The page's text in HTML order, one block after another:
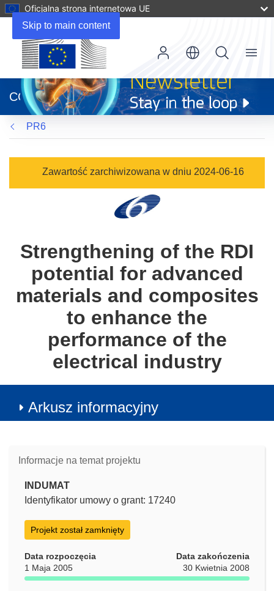
Skip to main content
Oficjalna strona internetowa UE
otworzy
się
w
nowym
oknie)
CORDIS
Menu
PR6
Zawartość zarchiwizowana w dniu 2024-06-16
Strengthening of the RDI
potential for advanced
materials and composites
to enhance the
performance of the
electrical industry
Arkusz informacyjny
Informacje na temat projektu
INDUMAT
Identyfikator umowy o grant: 17240
Projekt został zamknięty
Data rozpoczęcia
1 Maja 2005
Data zakończenia
30 Kwietnia 2008